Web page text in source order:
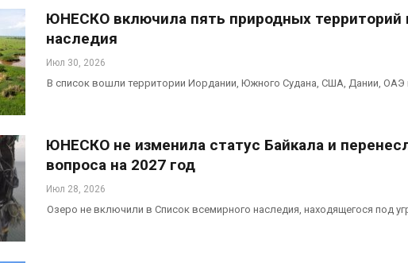
ЮНЕСКО включила пять природных территорий
наследия
Июл 30, 2026
В список вошли территории Иордании, Южного Судана, США, Дании, ОАЭ
ЮНЕСКО не изменила статус Байкала и
вопроса на 2027 год
Июл 28, 2026
Озеро не включили в Список всемирного наследия, находящегося под
фестивалем
Авг 5, 2026
В Кении противников
строительства АЭС
проверяют по статье о
терроризме
Суд запретил
использовать
крокодилов для охраны
израильской тюрьмы
Органические яйца
из воздуха с помощью
Приложение «Экопульс»
Авг 6, 2026
биомассы из-за засух,